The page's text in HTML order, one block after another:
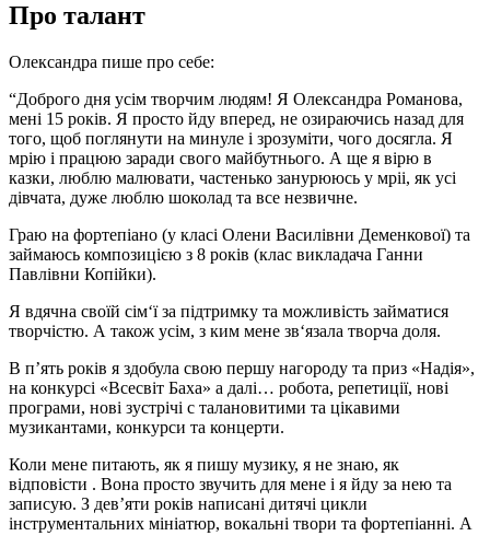
Про талант
Олександра пише про себе:
“Доброго дня усім творчим людям! Я Олександра Романова,
мені 15 років. Я просто йду вперед, не озираючись назад для
того, щоб поглянути на минуле і зрозуміти, чого досягла. Я
мрію і працюю заради свого майбутнього. А ще я вірю в
казки, люблю малювати, частенько занурююсь у мріі, як усі
дівчата, дуже люблю шоколад та все незвичне.
Граю на фортепіано (у класі Олени Василівни Деменкової) та
займаюсь композицією з 8 років (клас викладача Ганни
Павлівни Копійки).
Я вдячна своїй сім‘ї за підтримку та можливість займатися
творчістю. А також усім, з ким мене зв‘язала творча доля.
В п’ять років я здобула свою першу нагороду та приз «Надія»,
на конкурсі «Всесвіт Баха» а далі… робота, репетиції, нові
програми, нові зустрічі с талановитими та цікавими
музикантами, конкурси та концерти.
Коли мене питають, як я пишу музику, я не знаю, як
відповісти . Вона просто звучить для мене і я йду за нею та
записую. З дев’яти років написані дитячі цикли
інструментальних мініатюр, вокальні твори та фортепіанні. А